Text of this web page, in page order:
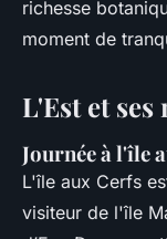
richesse
moment de
L'Est et
Journée à l'île
L'île aux Cerfs
visiteur de l'île